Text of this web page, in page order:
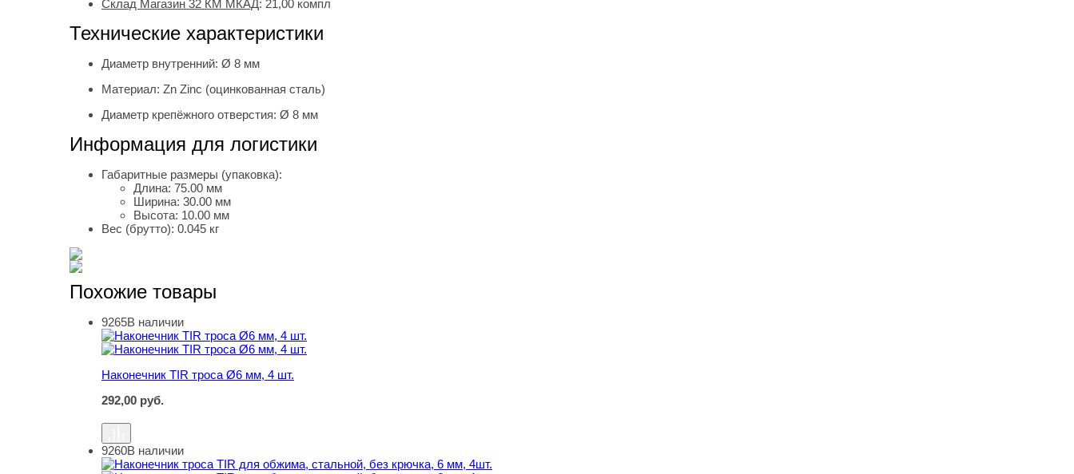
Склад Магазин 32 КМ МКАД: 21,00 компл
Технические характеристики
Диаметр внутренний: Ø 8 мм
Материал: Zn Zinc (оцинкованная сталь)
Диаметр крепёжного отверстия: Ø 8 мм
Информация для логистики
Габаритные размеры (упаковка):
Длина: 75.00 мм
Ширина: 30.00 мм
Высота: 10.00 мм
Вес (брутто): 0.045 кг
Похожие товары
Наконечник TIR троса Ø6 мм, 4 шт.
9265В наличии
Наконечник TIR троса Ø6 мм, 4 шт.
292,00 руб.
Наконечник троса TIR для обжима, стальной, без крючка, 6 мм, 4шт.
9260В наличии